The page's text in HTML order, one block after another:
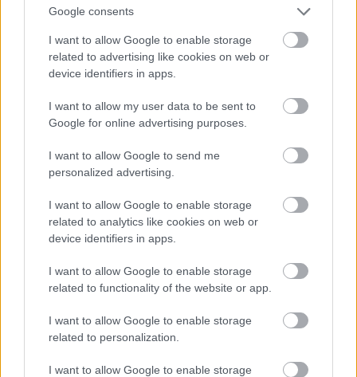
Google consents
I want to allow Google to enable storage
related to advertising like cookies on web or
device identifiers in apps.
I want to allow my user data to be sent to
Google for online advertising purposes.
I want to allow Google to send me
personalized advertising.
I want to allow Google to enable storage
related to analytics like cookies on web or
device identifiers in apps.
I want to allow Google to enable storage
related to functionality of the website or app.
I want to allow Google to enable storage
related to personalization.
I want to allow Google to enable storage
Valentim Quaresma következik három modellel.
Fotó: Pedro Gomes / Getty Images Hungary
Jön még kép!